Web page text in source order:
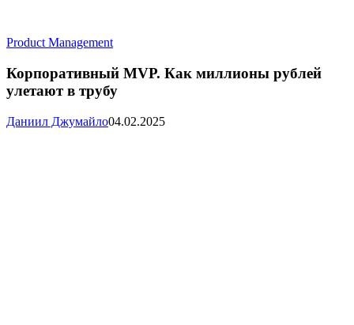
Product ManagementКорпоративный
Как
рублей
в
Корпоративный MVP. Как миллионы рублей
улетают в трубу
Даниил Джумайло04.02.2025